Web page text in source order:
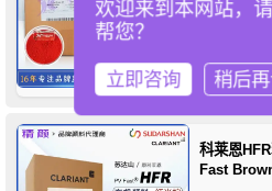
一种半透
呈鲜艳猩
热塑性材
于纤维、
求的应用
PVC、橡
纤维、薄
科莱恩
Fast
欢迎来到本网站，
帮您？
立即咨询 稍后